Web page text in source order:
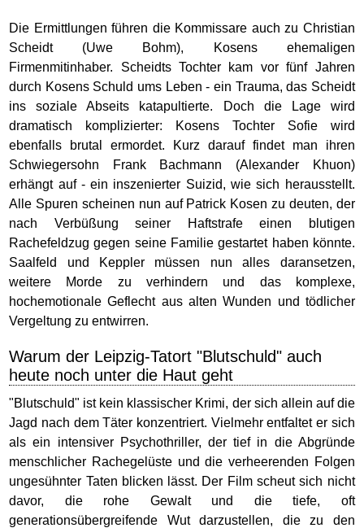
Die Ermittlungen führen die Kommissare auch zu Christian
Scheidt (Uwe Bohm), Kosens ehemaligen
Firmenmitinhaber. Scheidts Tochter kam vor fünf Jahren
durch Kosens Schuld ums Leben - ein Trauma, das Scheidt
ins soziale Abseits katapultierte. Doch die Lage wird
dramatisch komplizierter: Kosens Tochter Sofie wird
ebenfalls brutal ermordet. Kurz darauf findet man ihren
Schwiegersohn Frank Bachmann (Alexander Khuon)
erhängt auf - ein inszenierter Suizid, wie sich herausstellt.
Alle Spuren scheinen nun auf Patrick Kosen zu deuten, der
nach Verbüßung seiner Haftstrafe einen blutigen
Rachefeldzug gegen seine Familie gestartet haben könnte.
Saalfeld und Keppler müssen nun alles daransetzen,
weitere Morde zu verhindern und das komplexe,
hochemotionale Geflecht aus alten Wunden und tödlicher
Vergeltung zu entwirren.
Warum der Leipzig-Tatort "Blutschuld" auch
heute noch unter die Haut geht
"Blutschuld" ist kein klassischer Krimi, der sich allein auf die
Jagd nach dem Täter konzentriert. Vielmehr entfaltet er sich
als ein intensiver Psychothriller, der tief in die Abgründe
menschlicher Rachegelüste und die verheerenden Folgen
ungesühnter Taten blicken lässt. Der Film scheut sich nicht
davor, die rohe Gewalt und die tiefe, oft
generationsübergreifende Wut darzustellen, die zu den